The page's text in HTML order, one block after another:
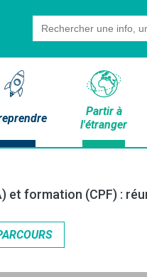
Search
for:
Partir à
l'étranger
et formation (CPF) :